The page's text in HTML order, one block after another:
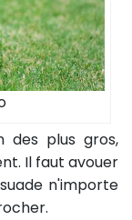
des plus gros,
Il faut avouer
n'importe